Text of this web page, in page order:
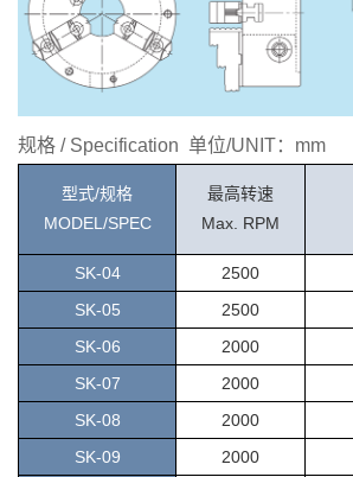
规格 / Specification 单位/UNIT：mm
型式/规格
MODEL/SPEC
最高转速
Max. RPM
SK-04
2500
SK-05
2500
SK-06
2000
SK-07
2000
SK-08
2000
SK-09
2000